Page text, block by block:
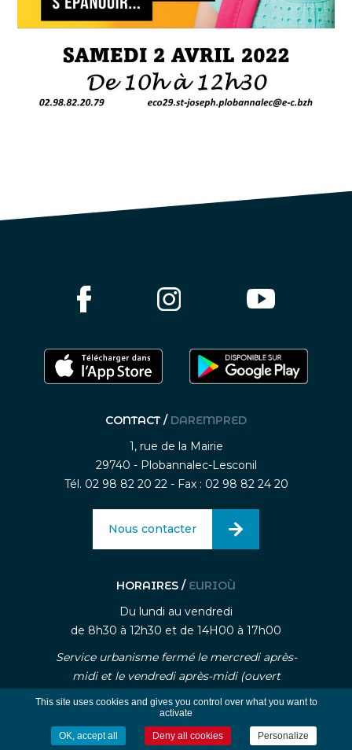
CONTACT / DAREMPRED
1, rue de la Mairie
29740 - Plobannalec-Lesconil
Tél. 02 98 82 20 22 - Fax : 02 98 82 24 20
Nous contacter
HORAIRES / EURIOÙ
Du lundi au vendredi
de 8h30 à 12h30 et de 14H00 à 17h00
Service urbanisme fermé le mercredi après-
midi et le vendredi après-midi (ouvert
uniquement sur rendez-vous)
This site uses cookies and gives you control over what you want to
activate
OK, accept all Deny all cookies Personalize